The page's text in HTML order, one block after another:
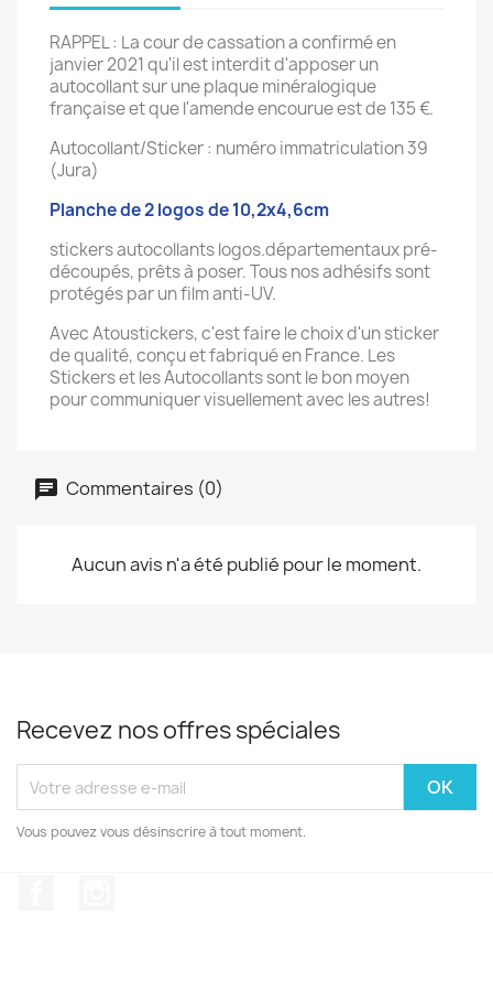
RAPPEL : La cour de cassation a confirmé en
janvier 2021 qu'il est interdit d'apposer un
autocollant sur une plaque minéralogique
française et que l'amende encourue est de 135 €.
Autocollant/Sticker : numéro immatriculation 39
(Jura)
Planche de 2 logos de 10,2x4,6cm
stickers autocollants logos.départementaux pré-
découpés, prêts à poser. Tous nos adhésifs sont
protégés par un film anti-UV.
Avec Atoustickers, c'est faire le choix d'un sticker
de qualité, conçu et fabriqué en France. Les
Stickers et les Autocollants sont le bon moyen
pour communiquer visuellement avec les autres!
Commentaires (0)
Aucun avis n'a été publié pour le moment.
Recevez nos offres spéciales
Vous pouvez vous désinscrire à tout moment.